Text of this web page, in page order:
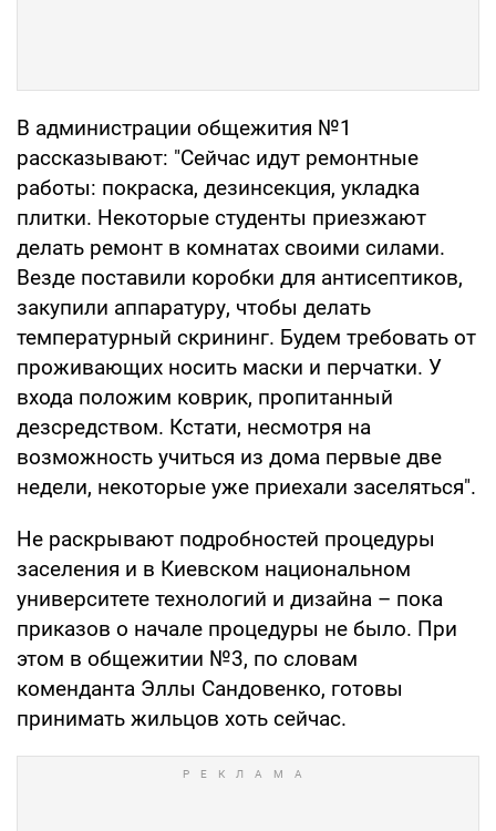
В администрации общежития №1
рассказывают: "Сейчас идут ремонтные
работы: покраска, дезинсекция, укладка
плитки. Некоторые студенты приезжают
делать ремонт в комнатах своими силами.
Везде поставили коробки для антисептиков,
закупили аппаратуру, чтобы делать
температурный скрининг. Будем требовать от
проживающих носить маски и перчатки. У
входа положим коврик, пропитанный
дезсредством. Кстати, несмотря на
возможность учиться из дома первые две
недели, некоторые уже приехали заселяться".
Не раскрывают подробностей процедуры
заселения и в Киевском национальном
университете технологий и дизайна – пока
приказов о начале процедуры не было. При
этом в общежитии №3, по словам
коменданта Эллы Сандовенко, готовы
принимать жильцов хоть сейчас.